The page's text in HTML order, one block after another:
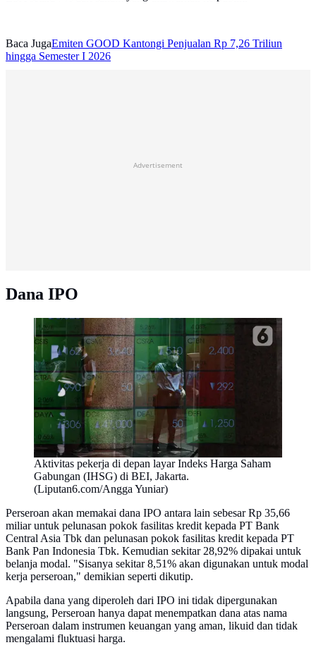
Baca JugaEmiten GOOD Kantongi Penjualan Rp 7,26 Triliun
hingga Semester I 2026
Advertisement
Dana IPO
Aktivitas pekerja di depan layar Indeks Harga Saham
Gabungan (IHSG) di BEI, Jakarta.
(Liputan6.com/Angga Yuniar)
Perseroan akan memakai dana IPO antara lain sebesar Rp 35,66
miliar untuk pelunasan pokok fasilitas kredit kepada PT Bank
Central Asia Tbk dan pelunasan pokok fasilitas kredit kepada PT
Bank Pan Indonesia Tbk. Kemudian sekitar 28,92% dipakai untuk
belanja modal. "Sisanya sekitar 8,51% akan digunakan untuk modal
kerja perseroan," demikian seperti dikutip.
Apabila dana yang diperoleh dari IPO ini tidak dipergunakan
langsung, Perseroan hanya dapat menempatkan dana atas nama
Perseroan dalam instrumen keuangan yang aman, likuid dan tidak
mengalami fluktuasi harga.